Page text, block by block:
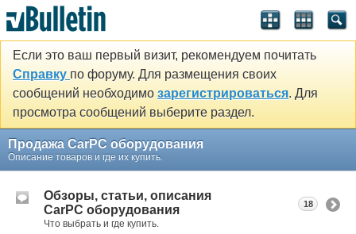
Если это ваш первый визит, рекомендуем почитать
Справку по форуму. Для размещения своих
сообщений необходимо зарегистрироваться. Для
просмотра сообщений выберите раздел.
Продажа CarPC оборудования
Описание товаров и где их купить.
Обзоры, статьи, описания
CarPC оборудования
Что выбрать и где купить.
18